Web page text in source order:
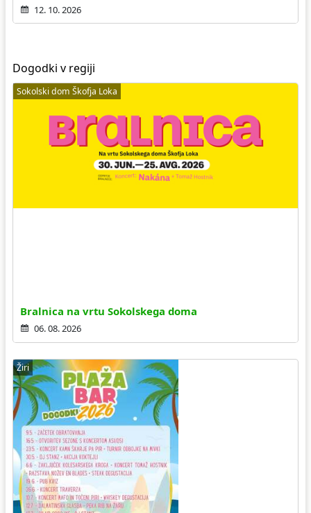
12. 10. 2026
Dogodki v regiji
Sokolski dom Škofja Loka
Bralnica na vrtu Sokolskega doma
06. 08. 2026
Žiri